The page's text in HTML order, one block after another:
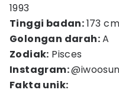
1993
Tinggi badan:173 cm
Golongan darah:A
Zodiak: Pisces
Instagram:
Fakta unik: